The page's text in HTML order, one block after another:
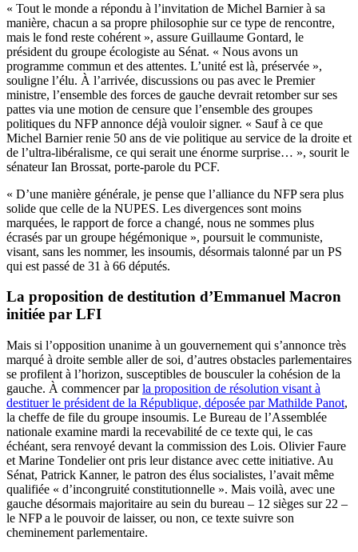
« Tout le monde a répondu à l’invitation de Michel Barnier à sa
manière, chacun a sa propre philosophie sur ce type de rencontre,
mais le fond reste cohérent », assure Guillaume Gontard, le
président du groupe écologiste au Sénat. « Nous avons un
programme commun et des attentes. L’unité est là, préservée »,
souligne l’élu. À l’arrivée, discussions ou pas avec le Premier
ministre, l’ensemble des forces de gauche devrait retomber sur ses
pattes via une motion de censure que l’ensemble des groupes
politiques du NFP annonce déjà vouloir signer. « Sauf à ce que
Michel Barnier renie 50 ans de vie politique au service de la droite et
de l’ultra-libéralisme, ce qui serait une énorme surprise… », sourit le
sénateur Ian Brossat, porte-parole du PCF.
« D’une manière générale, je pense que l’alliance du NFP sera plus
solide que celle de la NUPES. Les divergences sont moins
marquées, le rapport de force a changé, nous ne sommes plus
écrasés par un groupe hégémonique », poursuit le communiste,
visant, sans les nommer, les insoumis, désormais talonné par un PS
qui est passé de 31 à 66 députés.
La proposition de destitution d’Emmanuel Macron
initiée par LFI
Mais si l’opposition unanime à un gouvernement qui s’annonce très
marqué à droite semble aller de soi, d’autres obstacles parlementaires
se profilent à l’horizon, susceptibles de bousculer la cohésion de la
gauche. À commencer parla proposition de résolution visant à
destituer le président de la République, déposée par Mathilde Panot,
la cheffe de file du groupe insoumis. Le Bureau de l’Assemblée
nationale examine mardi la recevabilité de ce texte qui, le cas
échéant, sera renvoyé devant la commission des Lois. Olivier Faure
et Marine Tondelier ont pris leur distance avec cette initiative. Au
Sénat, Patrick Kanner, le patron des élus socialistes, l’avait même
qualifiée « d’incongruité constitutionnelle ». Mais voilà, avec une
gauche désormais majoritaire au sein du bureau – 12 sièges sur 22 –
le NFP a le pouvoir de laisser, ou non, ce texte suivre son
cheminement parlementaire.